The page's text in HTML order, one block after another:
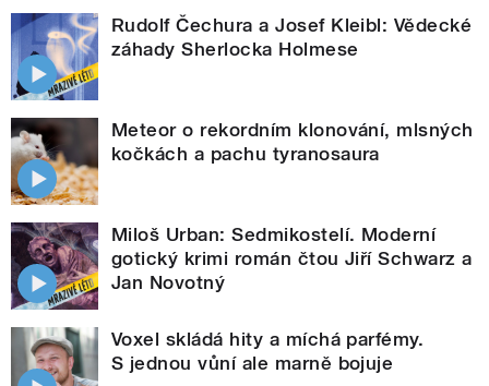
Rudolf Čechura a Josef Kleibl: Vědecké
záhady Sherlocka Holmese
Meteor o rekordním klonování, mlsných
kočkách a pachu tyranosaura
Miloš Urban: Sedmikostelí. Moderní
gotický krimi román čtou Jiří Schwarz a
Jan Novotný
Voxel skládá hity a míchá parfémy.
S jednou vůní ale marně bojuje